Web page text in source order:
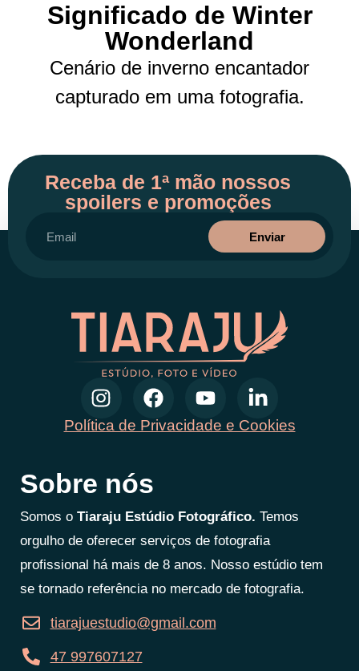
Significado de Winter
Wonderland
Cenário de inverno encantador
capturado em uma fotografia.
Receba de 1ª mão nossos
spoilers e promoções
Enviar
Política de Privacidade e Cookies
Sobre nós
Somos o Tiaraju Estúdio Fotográfico. Temos
orgulho de oferecer serviços de fotografia
profissional há mais de 8 anos. Nosso estúdio tem
se tornado referência no mercado de fotografia.
tiarajuestudio@gmail.com
47 997607127